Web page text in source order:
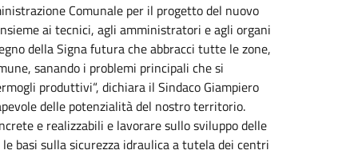
Comunale per il progetto del nuovo
ai tecnici, agli amministratori e agli organi
della Signa futura che abbracci tutte le zone,
sanando i problemi principali che si
produttivi“, dichiara il Sindaco Giampiero
delle potenzialità del nostro territorio.
e realizzabili e lavorare sullo sviluppo delle
basi sulla sicurezza idraulica a tutela dei centri